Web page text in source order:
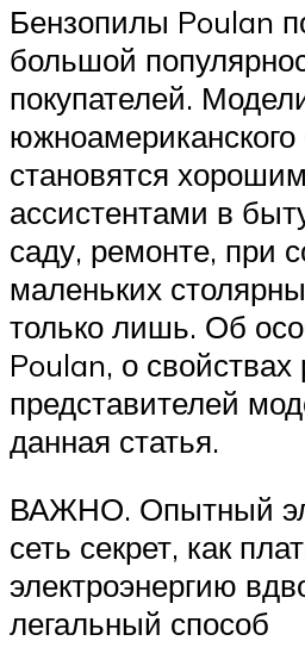
Бензопилы Poulan
большой
покупателей.
становятся
ассистентами в
саду, ремонте, при
маленьких
только лишь. Об
Poulan, о
представителей
данная статья.
ВАЖНО. Опытный
сеть секрет, как
электроэнергию
легальный способ